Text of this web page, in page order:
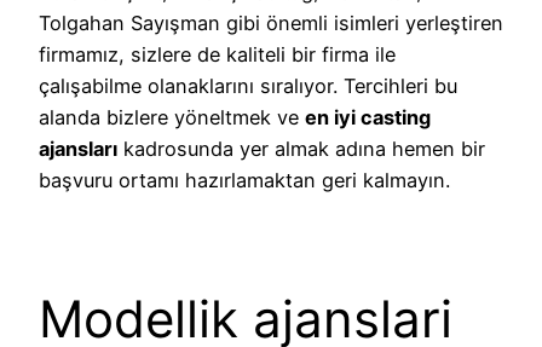
Tolgahan Sayışman gibi önemli isimleri yerleştiren
firmamız, sizlere de kaliteli bir firma ile
çalışabilme olanaklarını sıralıyor. Tercihleri bu
alanda bizlere yöneltmek ve en iyi casting
ajansları kadrosunda yer almak adına hemen bir
başvuru ortamı hazırlamaktan geri kalmayın.
Modellik ajanslari